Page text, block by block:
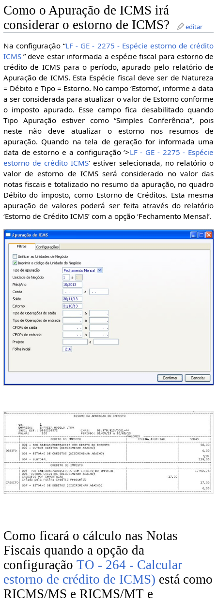
Como o Apuração de ICMS irá
considerar o estorno de ICMS?
editar
Na configuração “LF - GE - 2275 - Espécie estorno de crédito
ICMS” deve estar informada a espécie fiscal para estorno de
crédito de ICMS para o período, apurado pelo relatório de
Apuração de ICMS. Esta Espécie fiscal deve ser de Natureza
= Débito e Tipo = Estorno. No campo ‘Estorno’, informe a data
a ser considerada para atualizar o valor de Estorno conforme
o imposto apurado. Esse campo fica desabilitado quando
Tipo Apuração estiver como “Simples Conferência”, pois
neste não deve atualizar o estorno nos resumos de
apuração. Quando na tela de geração for informada uma
data de estorno e a configuração ‘>LF - GE - 2275 - Espécie
estorno de crédito ICMS’ estiver selecionada, no relatório o
valor de estorno de ICMS será considerado no valor das
notas fiscais e totalizado no resumo da apuração, no quadro
Débito do imposto, como Estorno de Créditos. Esta mesma
apuração de valores poderá ser feita através do relatório
‘Estorno de Crédito ICMS’ com a opção ‘Fechamento Mensal’.
Como ficará o cálculo nas Notas
Fiscais quando a opção da
configuração TO - 264 - Calcular
estorno de crédito de ICMS) está como
RICMS/MS e RICMS/MT e